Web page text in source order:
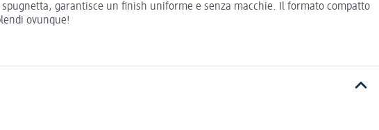
garantisce un finish uniforme e senza macchie. Il formato compatto
ovunque!